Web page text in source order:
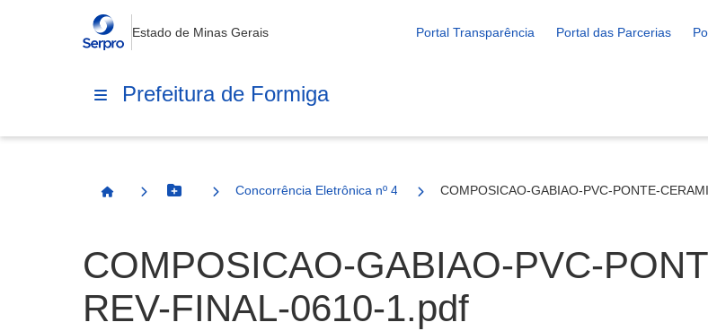
Estado de Minas Gerais Portal Transparência Portal das Parcerias
Prefeitura de Formiga
Página InicialBotão Menu
Concorrência Eletrônica nº 4/2025 COMPOSICAO-GABIAO-PVC-PONTE-
COMPOSICAO-GABIAO-PVC-
REV-FINAL-0610-1.pdf